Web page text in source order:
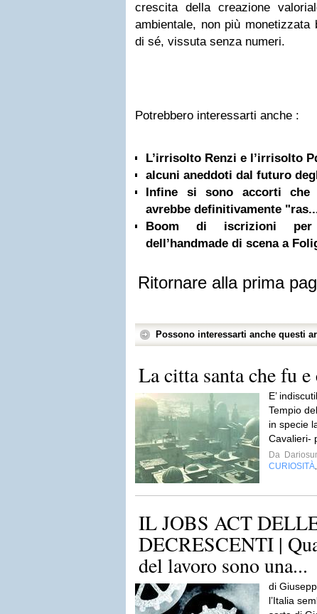
crescita della creazione
ambientale, non più
di sé, vissuta senza numeri.
Potrebbero interessarti anche :
L’irrisolto Renzi e l’irrisolto
alcuni aneddoti dal futuro
Infine si sono accorti
avrebbe definitivamente
Boom di iscrizioni per
dell’handmade di scena a
Ritornare alla prima
Possono interessarti anche questi
La citta santa che fu e
E’
Tempio
in specie
Cavalieri-
Da
CURIOSITÀ
IL JOBS ACT
DECRESCENTI |
del lavoro sono una...
di
l’Italia